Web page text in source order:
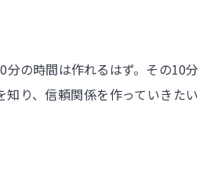
分の時間は作れるはず。その10分
知り、信頼関係を作っていきたい